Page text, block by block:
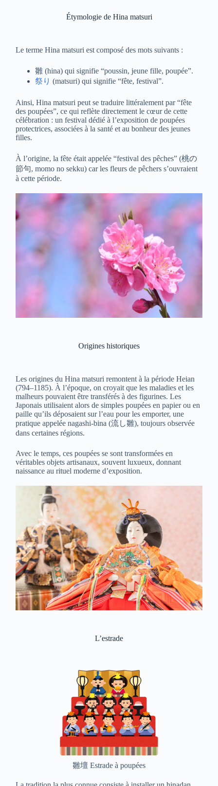
Étymologie de Hina matsuri
Le terme Hina matsuri est composé des mots suivants :
雛 (hina) qui signifie “poussin, jeune fille, poupée”.
祭り (matsuri) qui signifie “fête, festival”.
Ainsi, Hina matsuri peut se traduire littéralement par “fête
des poupées”, ce qui reflète directement le cœur de cette
célébration : un festival dédié à l’exposition de poupées
protectrices, associées à la santé et au bonheur des jeunes
filles.
À l’origine, la fête était appelée “festival des pêches” (桃の
節句, momo no sekku) car les fleurs de pêchers s’ouvraient
à cette période.
Origines historiques
Les origines du Hina matsuri remontent à la période Heian
(794–1185). À l’époque, on croyait que les maladies et les
malheurs pouvaient être transférés à des figurines. Les
Japonais utilisaient alors de simples poupées en papier ou en
paille qu’ils déposaient sur l’eau pour les emporter, une
pratique appelée nagashi-bina (流し雛), toujours observée
dans certaines régions.
Avec le temps, ces poupées se sont transformées en
véritables objets artisanaux, souvent luxueux, donnant
naissance au rituel moderne d’exposition.
L’estrade
雛壇 Estrade à poupées